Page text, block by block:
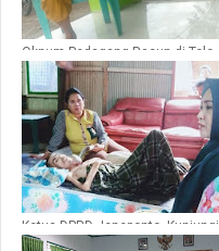
Oknum Pedagang Racun di Tolo,
Jual Bibit Jagung Bersubsidi ke
Bone Kerjasama Asdar
Ketua DPRD Jeneponto, Kunjungi
Penderita Tumor Disidenre